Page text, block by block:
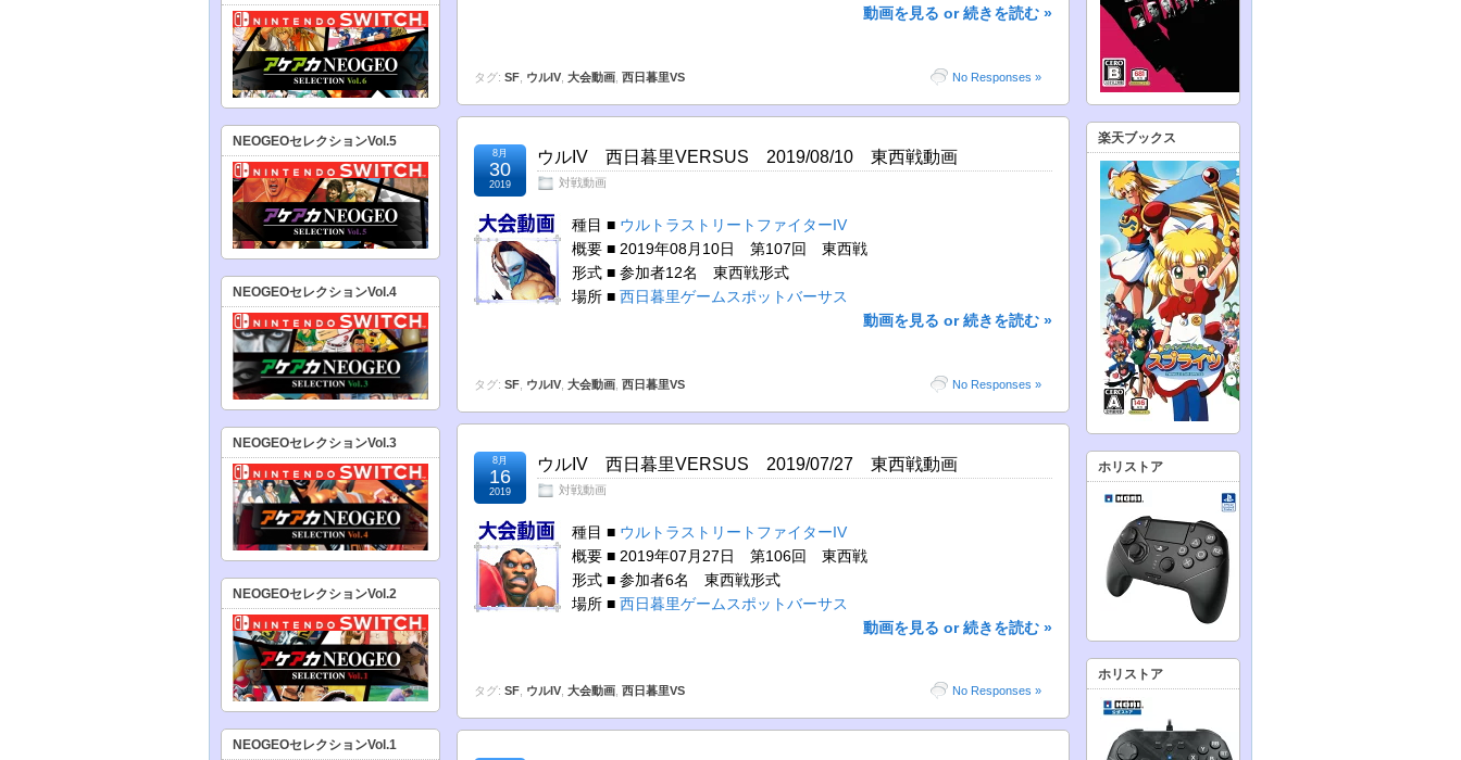
動画を見る or 続きを読む »
No Responses »
タグ: SF ウルIV 大会動画 西日暮里VS
ウルIV 西日暮里VERSUS 2019/08/10 東西戦動画
対戦動画
8月
30
2019
種目 ■ ウルトラストリートファイターIV
概要 ■ 2019年08月10日 第107回 東西戦
形式 ■ 参加者12名 東西戦形式
場所 ■ 西日暮里ゲームスポットバーサス
動画を見る or 続きを読む »
No Responses »
タグ: SF ウルIV 大会動画 西日暮里VS
ウルIV 西日暮里VERSUS 2019/07/27 東西戦動画
対戦動画
8月
16
2019
種目 ■ ウルトラストリートファイターIV
概要 ■ 2019年07月27日 第106回 東西戦
形式 ■ 参加者6名 東西戦形式
場所 ■ 西日暮里ゲームスポットバーサス
動画を見る or 続きを読む »
No Responses »
タグ: SF, ウルIV, 大会動画, 西日暮里VS
NEOGEOセレクションVol.5
NEOGEOセレクションVol.4
NEOGEOセレクションVol.3
NEOGEOセレクションVol.2
NEOGEOセレクションVol.1
楽天ブックス
ホリストア
ホリストア